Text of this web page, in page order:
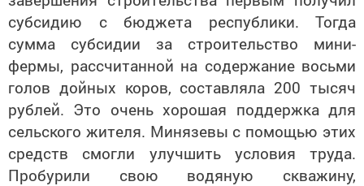
субсидию с бюджета республики. Тогда
сумма субсидии за строительство мини-
фермы, рассчитанной на содержание восьми
голов дойных коров, составляла 200 тысяч
рублей. Это очень хорошая поддержка для
сельского жителя. Минязевы с помощью этих
средств смогли улучшить условия труда.
Пробурили свою водяную скважину,